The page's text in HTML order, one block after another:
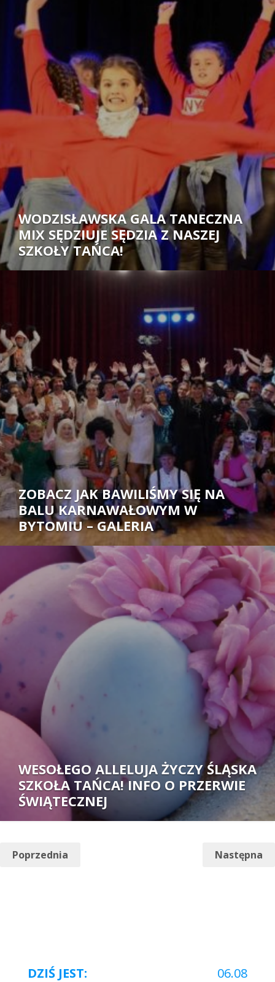
Autor:
WODZISŁAWSKA GALA TANECZNA
MIX SĘDZIUJE SĘDZIA Z NASZEJ
SZKOŁY TAŃCA!
ZOBACZ JAK BAWILIŚMY SIĘ NA
BALU KARNAWAŁOWYM W
BYTOMIU – GALERIA
WESOŁEGO ALLELUJA ŻYCZY ŚLĄSKA
SZKOŁA TAŃCA! INFO O PRZERWIE
ŚWIĄTECZNEJ
Poprzednia Następna
DZIŚ JEST: 06.08